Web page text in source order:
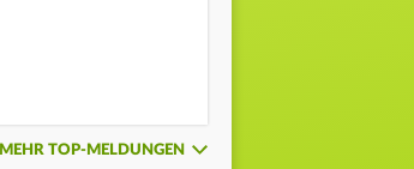
MEHR TOP-MELDUNGEN